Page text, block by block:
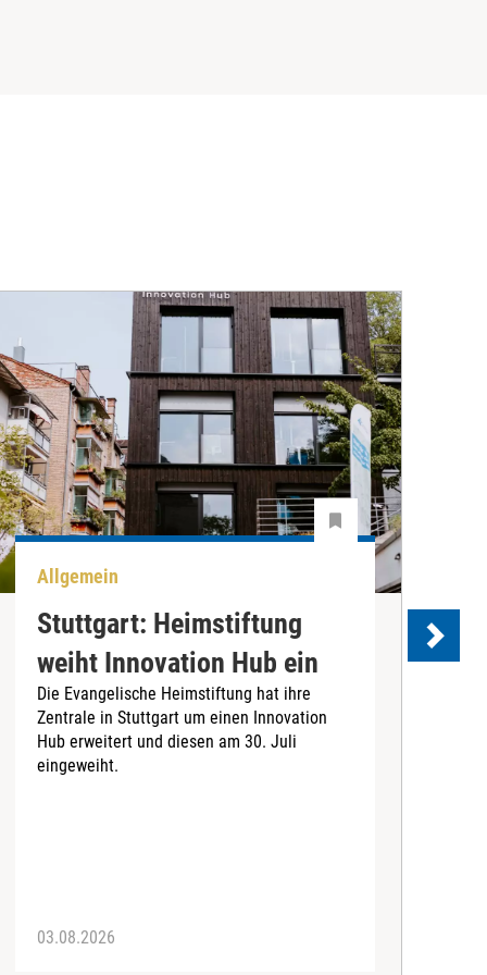
Allgemein
Stuttgart: Heimstiftung
weiht Innovation Hub ein
Die Evangelische Heimstiftung hat ihre
Zentrale in Stuttgart um einen Innovation
Hub erweitert und diesen am 30. Juli
eingeweiht.
03.08.2026